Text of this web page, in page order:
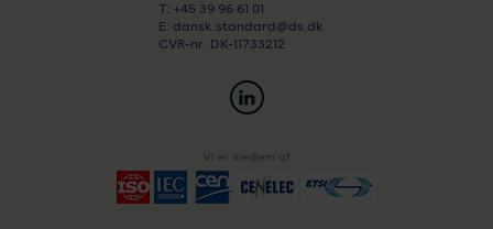
T: +45 39 96 61 01
E: dansk.standard@ds.dk
CVR-nr. DK-11733212
Vi er medlem af